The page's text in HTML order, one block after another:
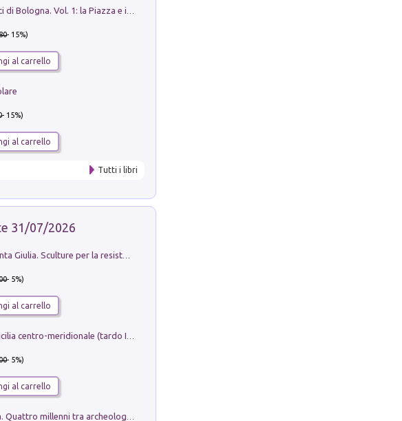
- 15%)
al carrello
- 15%)
al carrello
Tutti i libri
31/07/2026
- 5%)
al carrello
- 5%)
al carrello